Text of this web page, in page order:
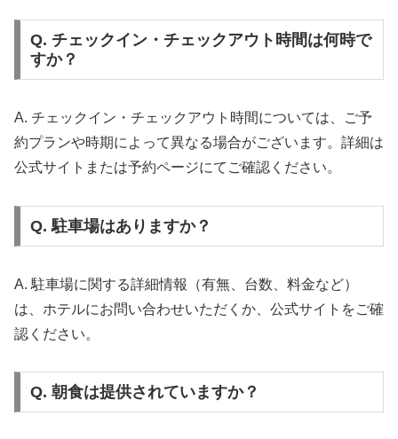
Q. チェックイン・チェックアウト時間は何時で
すか？
A. チェックイン・チェックアウト時間については、ご予
約プランや時期によって異なる場合がございます。詳細は
公式サイトまたは予約ページにてご確認ください。
Q. 駐車場はありますか？
A. 駐車場に関する詳細情報（有無、台数、料金など）
は、ホテルにお問い合わせいただくか、公式サイトをご確
認ください。
Q. 朝食は提供されていますか？